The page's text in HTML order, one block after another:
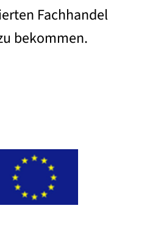
Fachhandel
bekommen.